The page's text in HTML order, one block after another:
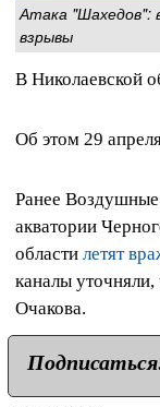
Атака "Шахедов":
взрывы
В Николаевской
Об этом 29
Ранее
акватории
области летят
каналы
Очакова.